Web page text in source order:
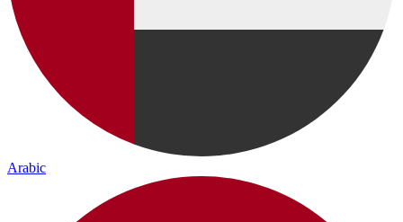
Arabic